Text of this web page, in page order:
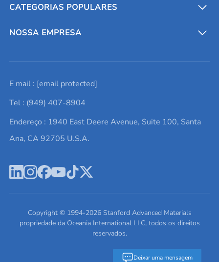
Deixar uma mensagem
Conversores e calculadoras
Entre em contato conosco
Lista de consultas
Termos e Condições
Política de Privacidade
CATEGORIAS POPULARES
Metais refratários
Elementos de terras raras
Alvos de pulverização catódica
Ácido hialurônico
NOSSA EMPRESA
Promoções atuais
Notícias e blogs
Estudos de caso
Escreva para nós
E mail : [email protected]
Tel : (949) 407-8904
Endereço : 1940 East Deere Avenue, Suite 100, Santa
Ana, CA 92705 U.S.A.
Copyright © 1994-2026Stanford Advanced Materials
propriedade da Oceania International LLC, todos os direitos
reservados.